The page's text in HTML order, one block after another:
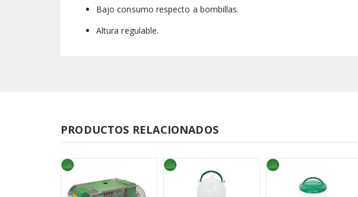
Bajo consumo respecto a bombillas.
Altura regulable.
PRODUCTOS RELACIONADOS